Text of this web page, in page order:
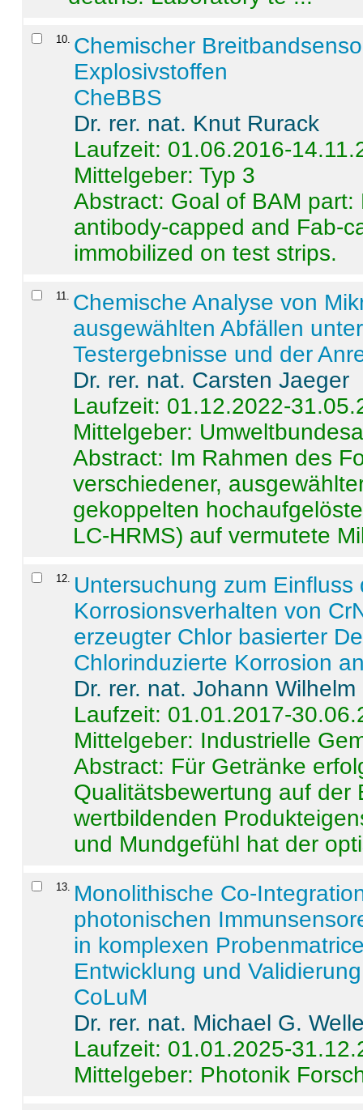
10 Chemischer
Explosivstoffen
CheBBS
Dr. rer. nat. Knut Rurack
Laufzeit: 01.06.2016-
Mittelgeber: Typ 3
Abstract: Goal of BAM
antibody-capped and Fab-
immobilized on test strips.
11
Chemische Analyse von
ausgewählten Abfällen
Testergebnisse und der
Dr. rer. nat. Carsten Jaeger
Laufzeit: 01.12.2022-
Mittelgeber:
Abstract: Im Rahmen des
verschiedener,
gekoppelten
LC-HRMS) auf vermutete
12
Untersuchung zum
Korrosionsverhalten von
erzeugter Chlor basierter
Chlorinduzierte Korrosion
Dr. rer. nat. Johann
Laufzeit: 01.01.2017-
Mittelgeber: Industrielle
Abstract: Für Getränke
Qualitätsbewertung auf der
wertbildenden
und Mundgefühl hat der
13
Monolithische Co-
photonischen
in komplexen
Entwicklung und
CoLuM
Dr. rer. nat. Michael G.
Laufzeit: 01.01.2025-
Mittelgeber: Photonik